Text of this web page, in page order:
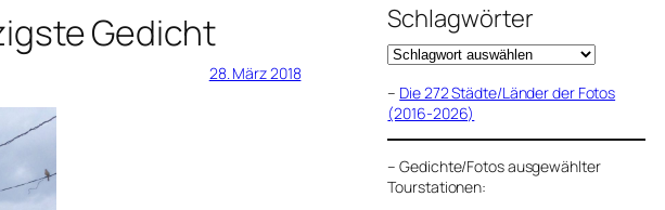
Gedicht
28. März 2018
Schlagwörter
– Die 272 Städte/Länder der Fotos
(2016-2026)
–Gedichte/Fotos ausgewählter
Tourstationen: